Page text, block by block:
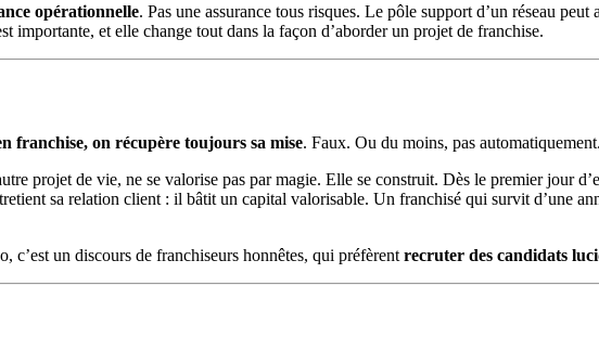
opérationnelle. Pas une assurance tous risques. Le pôle support d’un réseau
importante, et elle change tout dans la façon d’aborder un projet de franchise.
franchise, on récupère toujours sa mise. Faux. Ou du moins, pas automatiquement.
projet de vie, ne se valorise pas par magie. Elle se construit. Dès le premier jour
sa relation client : il bâtit un capital valorisable. Un franchisé qui survit d’une
c’est un discours de franchiseurs honnêtes, qui préfèrent recruter des candidats